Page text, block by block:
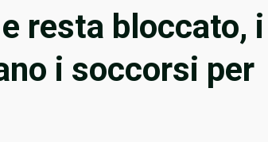
resta bloccato, i
i soccorsi per